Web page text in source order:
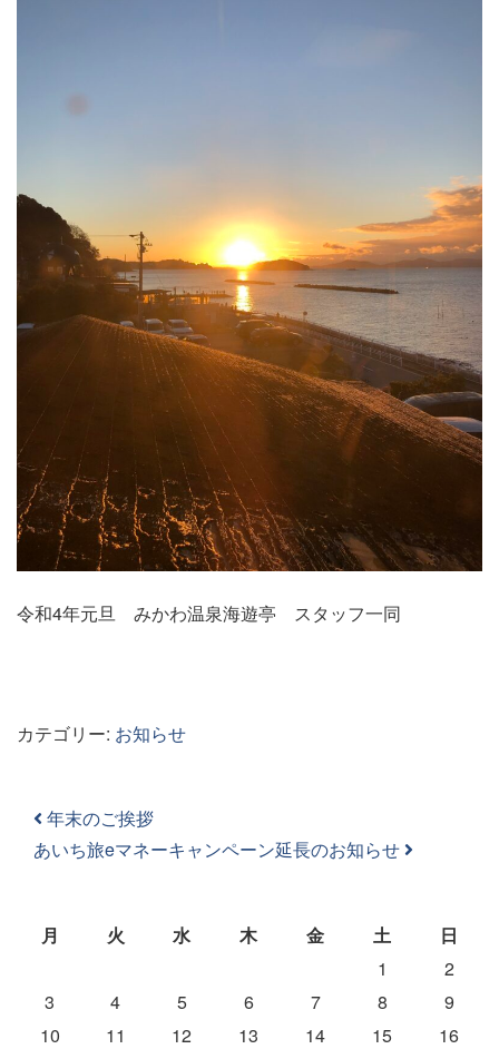
令和4年元旦 みかわ温泉海遊亭 スタッフ一同
カテゴリー: お知らせ
投稿ナビゲーション
年末のご挨拶
あいち旅eマネーキャンペーン延長のお知らせ
月 火 水 木 金 土
日
1
2
3
4 5 6 7 8
9
10
11 12 13 14 15 16